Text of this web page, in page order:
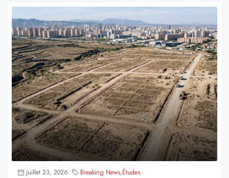
juillet 23, 2026 Breaking News,Études